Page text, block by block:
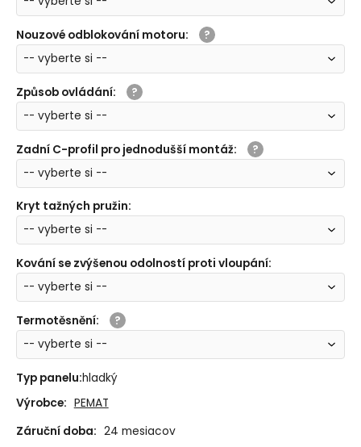
Nouzové odblokování motoru:
Způsob ovládání:
Zadní C-profil pro jednodušší montáž:
Kryt tažných pružin:
Kování se zvýšenou odolností proti vloupání:
Termotěsnění:
Typ panelu:hladký
Výrobce: PEMAT
Záruční doba: 24 mesiacov